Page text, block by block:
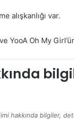
alışkanlığı var.
YooA Oh My
hakkında bilgiler,